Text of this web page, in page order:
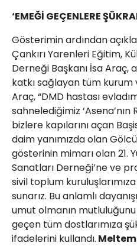
‘EMEĞİ GEÇENLERE
Gösterimin ardından
Çankırı Yarenleri Eğitim,
Derneği Başkanı İsa Araç,
katkı sağlayan tüm
Araç, “DMD hastası
sahnelediğimiz ‘Asena’nın
bizlere kapılarını açan
daim yanımızda olan
gösterinin mimarı olan 21.
Sanatları Derneği’ne ve
sivil toplum
sunarız. Bu anlamlı
umut olmanın
geçen tüm dostlarımıza
ifadelerini kullandı. Meltem